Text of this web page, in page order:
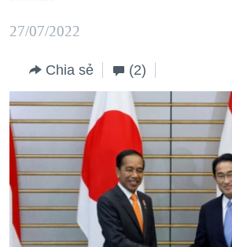
điều
hướng
chính
Đi
tới
"Tìm"
DIỄN ĐÀN
MỤC
TỰ DO BÁO CHÍ
VẠCH TRẦN TIN GIẢ
NGƯỜI VIỆT HẢI NGOẠI
ĐỜI SỐNG
KINH TẾ
KHOA HỌC
CHUYÊN ĐỀ
CHIẾN TRANH THƯƠNG MẠI CỦA
TẠI
HÀNH TRÌNH BẦU CỬ 2024
MỘT NĂM CHIẾN TRANH TẠI DẢI
GIẢI MÃ VÀNH ĐAI & CON ĐƯỜNG
HỌC TIẾNG ANH
VIDEO
NGHE
MẠNG XÃ HỘI
27/07/2022
Chia sẻ (2)